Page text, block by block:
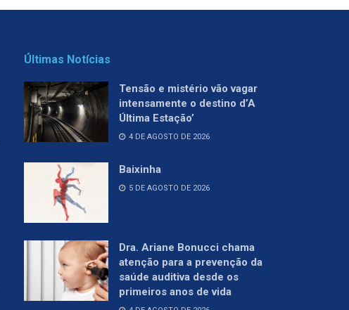
Últimas Notícias
Tensão e mistério vão vagar
intensamente o destino d’A
Última Estação’
4 DE AGOSTO DE 2026
Baixinha
5 DE AGOSTO DE 2026
Dra. Ariane Bonucci chama
atenção para a prevenção da
saúde auditiva desde os
primeiros anos de vida